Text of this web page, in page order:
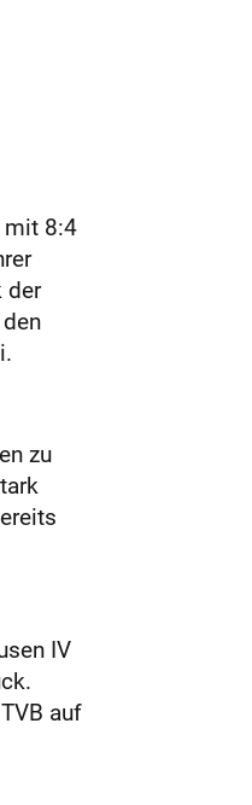
mit 8:4
der
zu
IV
auf